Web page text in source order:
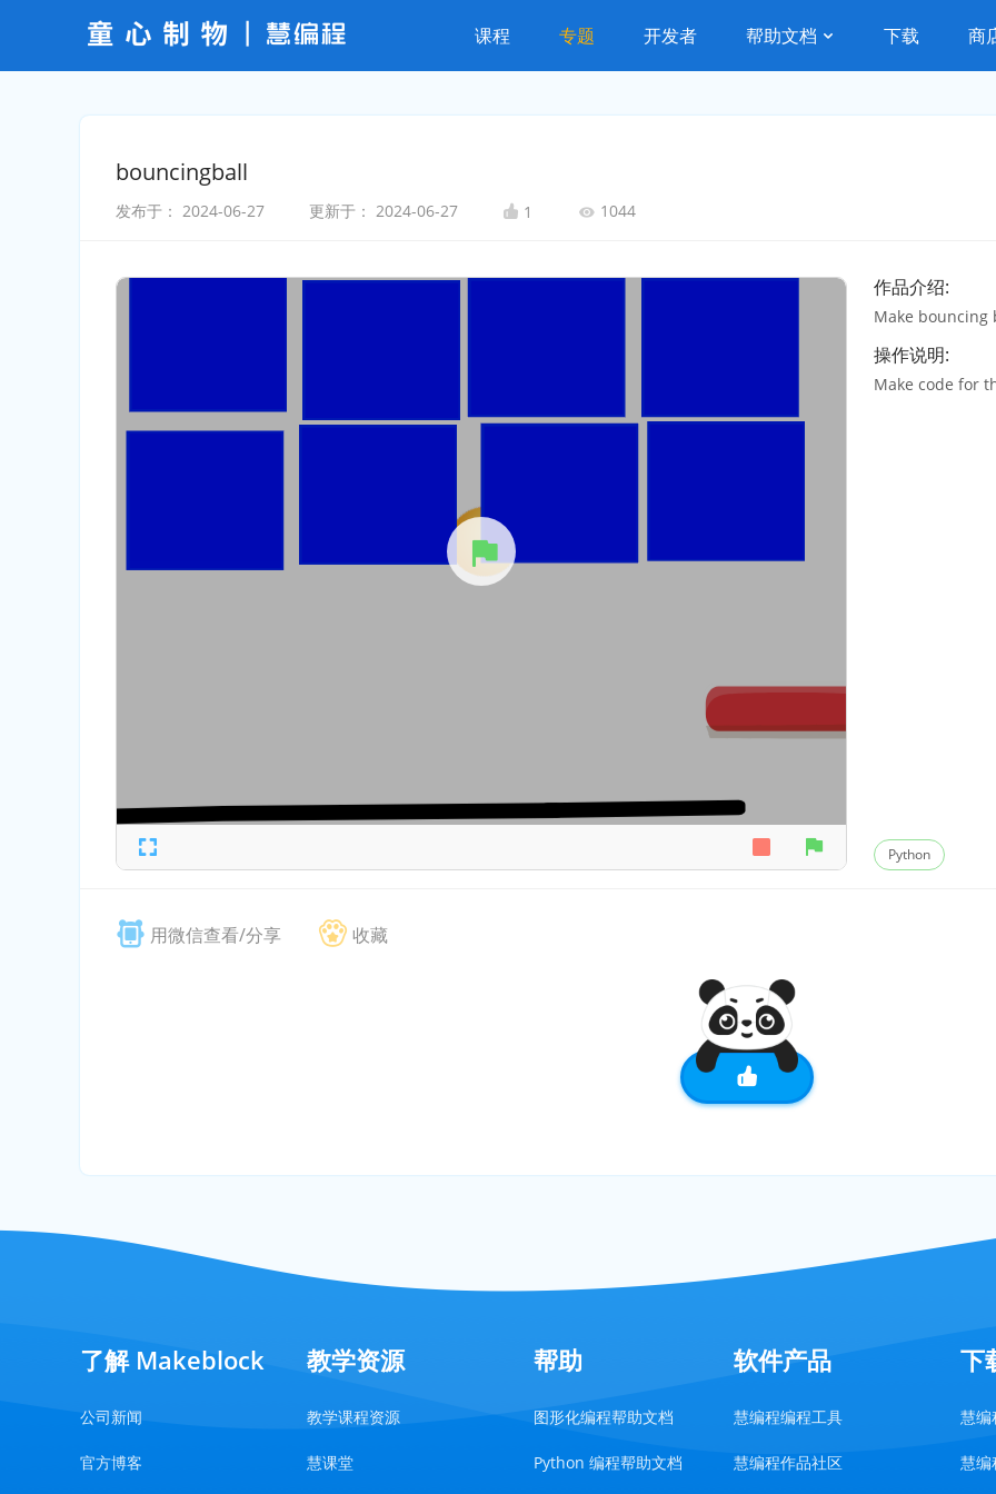
课程 专题 开发者 帮助文档 下载 商
bouncingball
发布于： 2024-06-27 更新于： 2024-06-27 1 1044
作品介绍:
Make bouncing
操作说明:
Make code for
Python
用微信查看/分享 收藏
了解 Makeblock
公司新闻
官方博客
教学资源
教学课程资源
慧课堂
帮助
图形化编程帮助文档
Python 编程帮助文档
软件产品
慧编程编程工具
慧编程作品社区
下
慧
慧